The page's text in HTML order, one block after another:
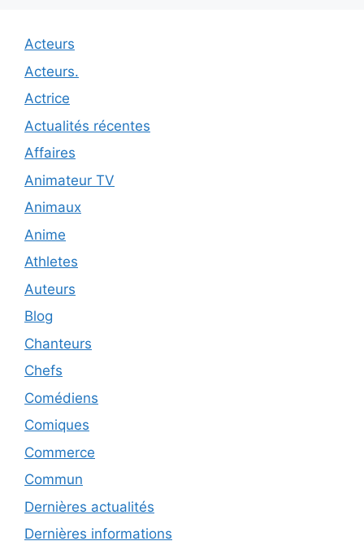
Acteurs
Acteurs.
Actrice
Actualités récentes
Affaires
Animateur TV
Animaux
Anime
Athletes
Auteurs
Blog
Chanteurs
Chefs
Comédiens
Comiques
Commerce
Commun
Dernières actualités
Dernières informations